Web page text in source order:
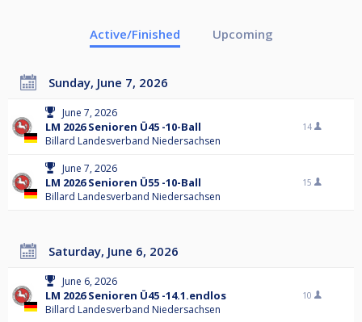
Active/Finished Upcoming
Sunday, June 7, 2026
June 7, 2026
LM 2026 Senioren Ü45 -10-Ball
Billard Landesverband Niedersachsen
14
June 7, 2026
LM 2026 Senioren Ü55 -10-Ball
Billard Landesverband Niedersachsen
15
Saturday, June 6, 2026
June 6, 2026
LM 2026 Senioren Ü45 -14.1.endlos
Billard Landesverband Niedersachsen
10